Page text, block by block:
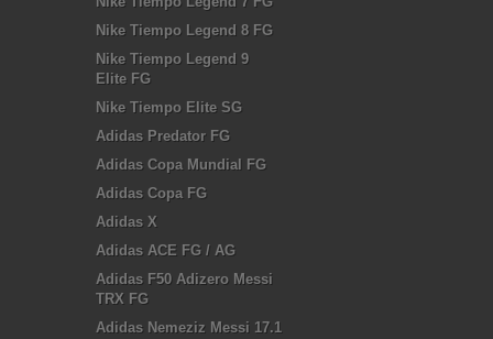
Nike Tiempo Legend 8 FG
Nike Tiempo Legend 9
Elite FG
Nike Tiempo Elite SG
Adidas Predator FG
Adidas Copa Mundial FG
Adidas Copa FG
Adidas X
Adidas ACE FG / AG
Adidas F50 Adizero Messi
TRX FG
Adidas Nemeziz Messi 17.1